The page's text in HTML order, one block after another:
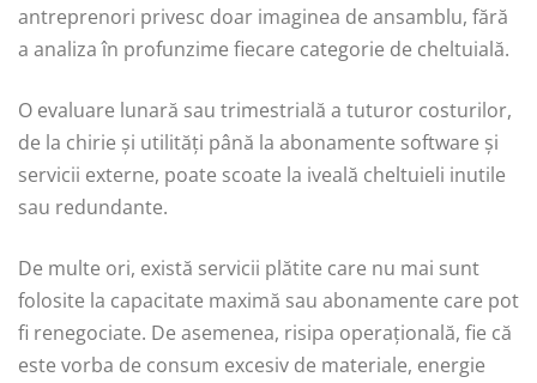
antreprenori privesc doar imaginea de ansamblu, fără
a analiza în profunzime fiecare categorie de cheltuială.
O evaluare lunară sau trimestrială a tuturor costurilor,
de la chirie și utilități până la abonamente software și
servicii externe, poate scoate la iveală cheltuieli inutile
sau redundante.
De multe ori, există servicii plătite care nu mai sunt
folosite la capacitate maximă sau abonamente care pot
fi renegociate. De asemenea, risipa operațională, fie că
este vorba de consum excesiv de materiale, energie